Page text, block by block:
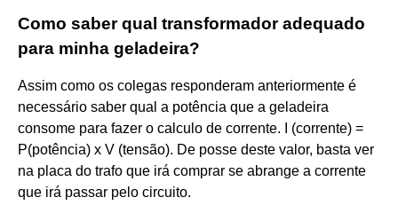
Como saber qual transformador adequado
para minha geladeira?
Assim como os colegas responderam anteriormente é
necessário saber qual a potência que a geladeira
consome para fazer o calculo de corrente. I (corrente) =
P(potência) x V (tensão). De posse deste valor, basta ver
na placa do trafo que irá comprar se abrange a corrente
que irá passar pelo circuito.